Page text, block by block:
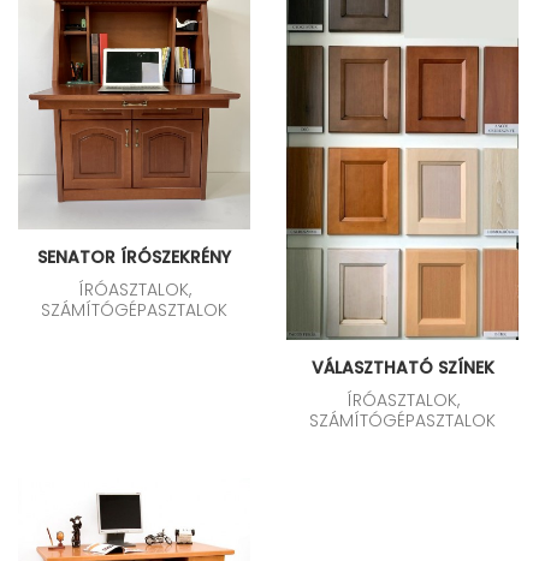
SENATOR ÍRÓSZEKRÉNY
ÍRÓASZTALOK,
SZÁMÍTÓGÉPASZTALOK
VÁLASZTHATÓ SZÍNEK
ÍRÓASZTALOK,
SZÁMÍTÓGÉPASZTALOK